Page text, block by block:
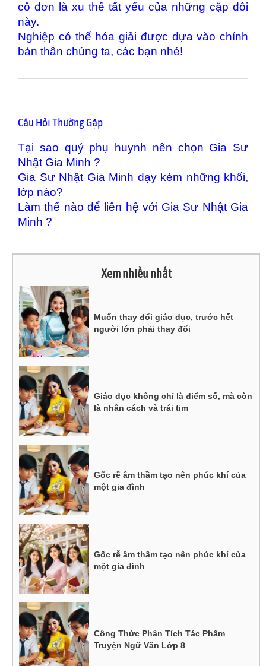
cô đơn là xu thế tất yếu của những cặp đôi
này.
Nghiệp có thể hóa giải được dựa vào chính
bản thân chúng ta, các bạn nhé!
Câu Hỏi Thường Gặp
Tại sao quý phụ huynh nên chọn Gia Sư
Nhật Gia Minh ?
Gia Sư Nhật Gia Minh dạy kèm những khối,
lớp nào?
Làm thế nào để liên hệ với Gia Sư Nhật Gia
Minh ?
Xem nhiều nhất
Muốn thay đổi giáo dục, trước hết
người lớn phải thay đổi
Giáo dục không chỉ là điểm số, mà còn
là nhân cách và trái tim
Gốc rễ âm thầm tạo nên phúc khí của
một gia đình
Gốc rễ âm thầm tạo nên phúc khí của
một gia đình
Công Thức Phân Tích Tác Phẩm
Truyện Ngữ Văn Lớp 8